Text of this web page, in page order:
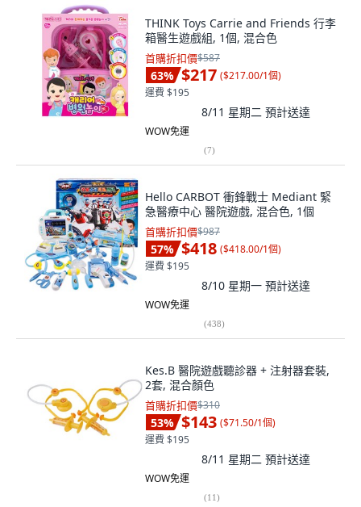
THINK Toys Carrie and Friends 行李
箱醫生遊戲組, 1個, 混合色
首購折扣價$587
63% $217 ($217.00/1個)
運費 $195
8/11 星期二 預計送達
WOW免運
(7)
Hello CARBOT 衝鋒戰士 Mediant 緊
急醫療中心 醫院遊戲, 混合色, 1個
首購折扣價$987
57% $418 ($418.00/1個)
運費 $195
8/10 星期一 預計送達
WOW免運
(438)
Kes.B 醫院遊戲聽診器 + 注射器套裝,
2套, 混合顏色
首購折扣價$310
53% $143 ($71.50/1個)
運費 $195
8/11 星期二 預計送達
WOW免運
(11)